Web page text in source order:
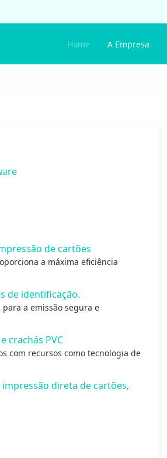
Home A Empresa
de cartões
a máxima eficiência
de identificação.
a emissão segura e
crachás PVC
com recursos como tecnologia de
direta de cartões,